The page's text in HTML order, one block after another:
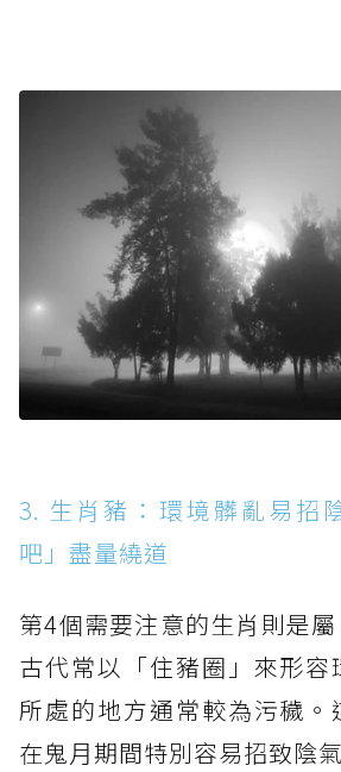
3. 生肖豬：環境髒亂易招
吧」盡量繞道
第4個需要注意的生肖則是屬
古代常以「住豬圈」來形容
所處的地方通常較為污穢
在鬼月期間特別容易招致陰氣